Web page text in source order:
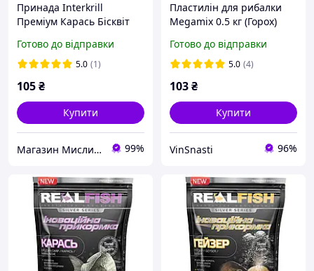
Принада Interkrill
Преміум Карась Бісквіт
Готово до відправки
5.0 (1)
105₴
Купити
Магазин Мисливець 99%
Пластилін для рибалки
Megamix 0.5 кг (Горох)
мегамікс на карася
коропа
Готово до відправки
5.0 (4)
103₴
Купити
VinSnasti 96%